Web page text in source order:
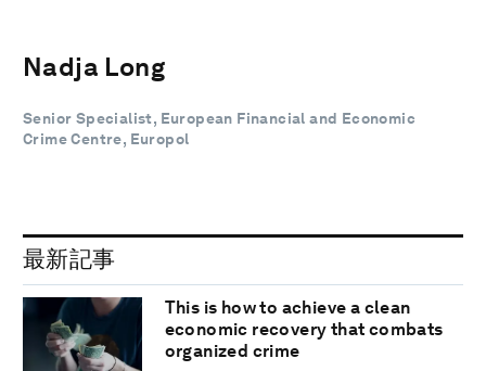
Nadja Long
Senior Specialist, European Financial and Economic
Crime Centre, Europol
最新記事
This is how to achieve a clean
economic recovery that combats
organized crime